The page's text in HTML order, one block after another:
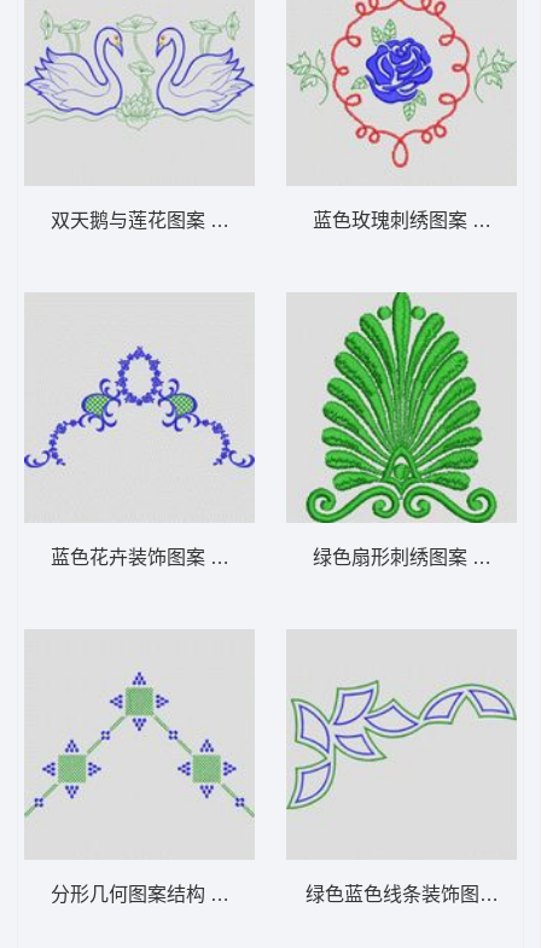
双天鹅与莲花图案 植物花型
蓝色花卉装饰图案 植物花型
分形几何图案结构 植物花型
蓝色玫瑰刺绣图案 植物花
绿色扇形刺绣图案 植物花
绿色蓝色线条装饰图案 植